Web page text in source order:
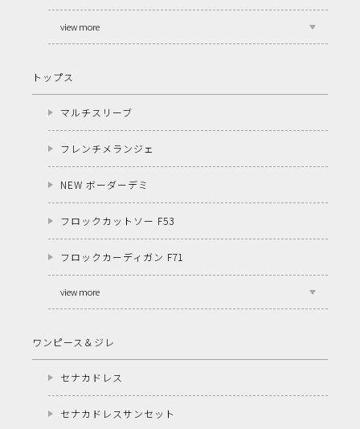
view more
トップス
マルチスリーブ
フレンチメランジェ
NEW ボーダーデミ
フロックカットソー F53
フロックカーディガン F71
view more
ワンピース＆ジレ
セナカドレス
セナカドレスサンセット